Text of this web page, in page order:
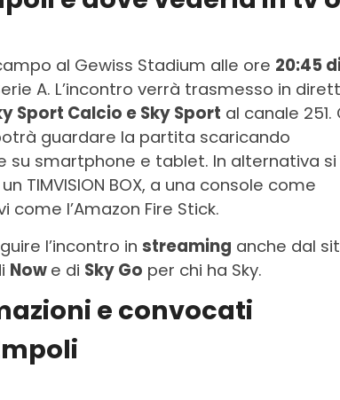
al Gewiss Stadium alle ore 20:45
A. L’incontro verrà trasmesso in
Sport Calcio e Sky Sport al canale 251.
guardare la partita scaricando
su smartphone e tablet. In alternativa si
TIMVISION BOX, a una console come
l’Amazon Fire Stick.
l’incontro in streaming anche dal
Now e di Sky Go per chi ha Sky.
e convocati